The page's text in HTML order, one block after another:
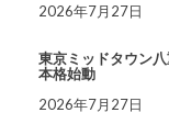
2026年7月27日
東京ミッドタウン
本格始動
2026年7月27日